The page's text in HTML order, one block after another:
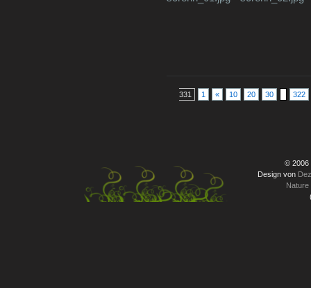
331 1 « 10 20 30 322
© 2006
Design von
Nature